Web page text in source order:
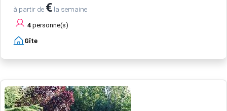
à partir de € la semaine
4 personne(s)
Gîte